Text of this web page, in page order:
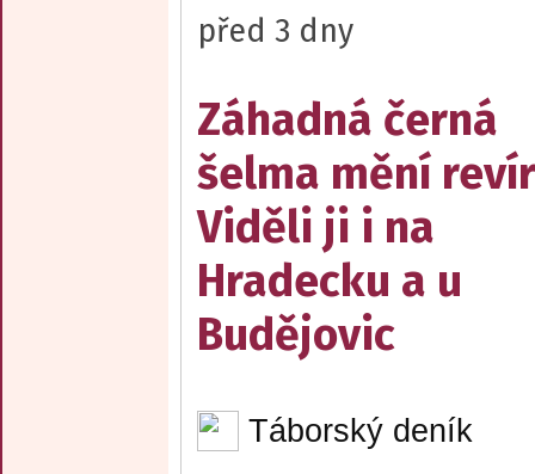
před 3 dny
Záhadná černá
šelma mění
Viděli ji i na
Hradecku a u
Budějovic
Táborský deník